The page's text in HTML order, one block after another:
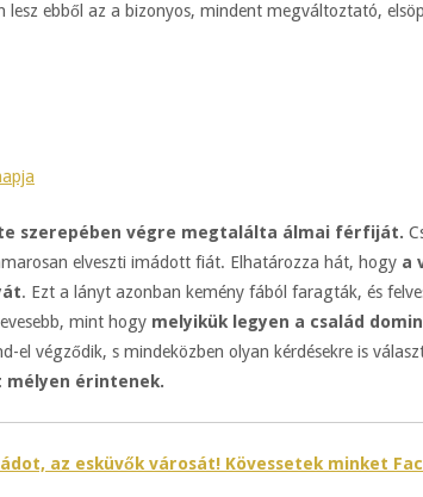
lesz ebből az a bizonyos, mindent megváltoztató,
szerepében végre megtalálta álmai férfiját.
elveszti imádott fiát. Elhatározza hát, hogy a
. Ezt a lányt azonban kemény fából faragták, és
mint hogy melyikük legyen a család
el végződik, s mindeközben olyan kérdésekre is
mélyen érintenek.
az esküvők városát! Kövessetek minket